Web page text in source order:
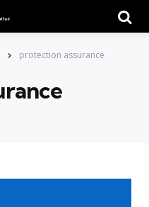
protection assurance